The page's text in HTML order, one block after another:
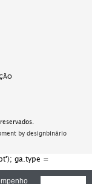
by designbinário
ga.type =
==